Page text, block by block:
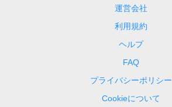
運営会社
利用規約
ヘルプ
FAQ
プライバシーポリシー
Cookieについて